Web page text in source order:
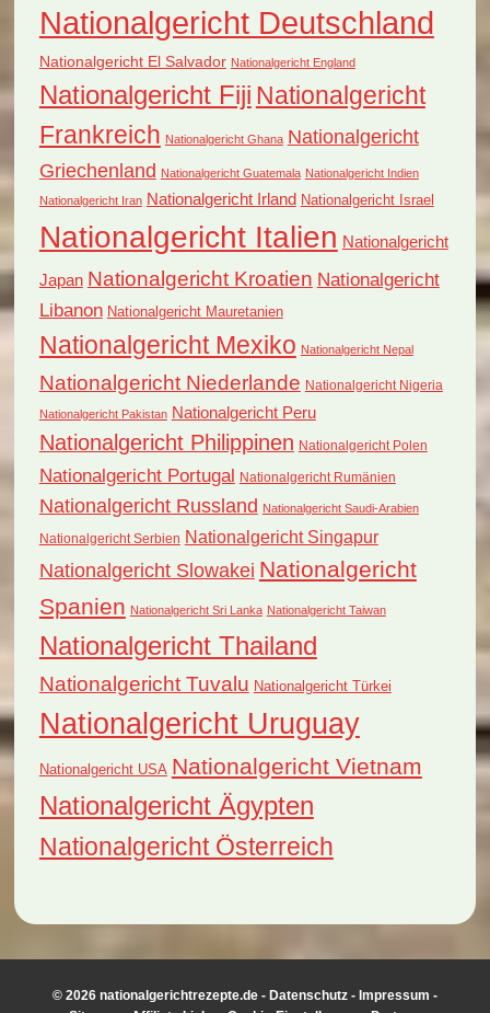
Nationalgericht Deutschland
Nationalgericht El Salvador Nationalgericht England
Nationalgericht Fiji Nationalgericht
Frankreich Nationalgericht Ghana Nationalgericht
Griechenland Nationalgericht Guatemala Nationalgericht Indien
Nationalgericht Iran Nationalgericht Irland Nationalgericht Israel
Nationalgericht Italien Nationalgericht
Japan Nationalgericht Kroatien Nationalgericht
Libanon Nationalgericht Mauretanien
Nationalgericht Mexiko Nationalgericht Nepal
Nationalgericht Niederlande Nationalgericht Nigeria
Nationalgericht Pakistan Nationalgericht Peru
Nationalgericht Philippinen Nationalgericht Polen
Nationalgericht Portugal Nationalgericht Rumänien
Nationalgericht Russland Nationalgericht Saudi-Arabien
Nationalgericht Serbien Nationalgericht Singapur
Nationalgericht Slowakei Nationalgericht
Spanien Nationalgericht Sri Lanka Nationalgericht Taiwan
Nationalgericht Thailand
Nationalgericht Tuvalu Nationalgericht Türkei
Nationalgericht Uruguay
Nationalgericht USA Nationalgericht Vietnam
Nationalgericht Ägypten
Nationalgericht Österreich
© 2026 nationalgerichtrezepte.de - Datenschutz - Impressum -